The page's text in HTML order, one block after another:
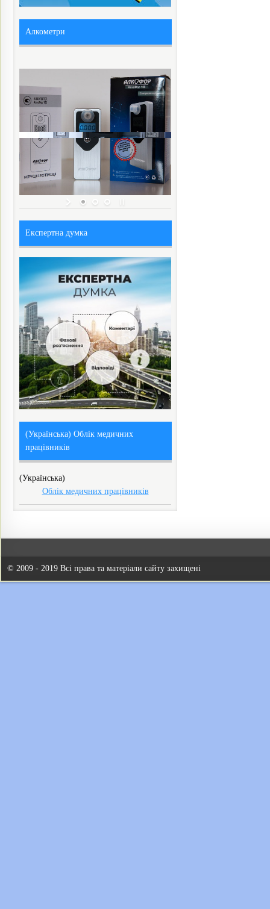
Алкометри
Експертна думка
(Українська) Облік медичних
працівників
(Українська)
Облік медичних працівників
© 2009 - 2019 Всі права та матеріали сайту захищені